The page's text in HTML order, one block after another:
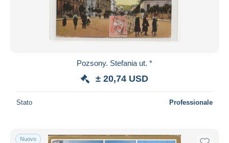
Pozsony. Stefania ut. *
± 20,74 USD
Stato Professionale
Nuovo